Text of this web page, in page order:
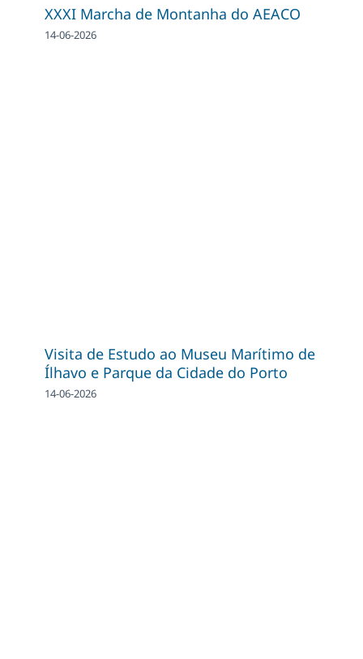
XXXI Marcha de Montanha do AEACO
14-06-2026
Visita de Estudo ao Museu Marítimo de
Ílhavo e Parque da Cidade do Porto
14-06-2026